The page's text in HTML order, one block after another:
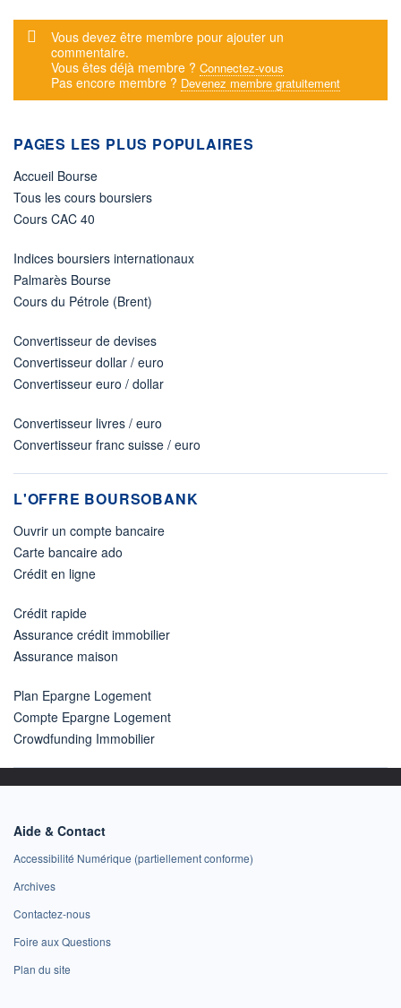
Message d'alerte
Vous devez être membre pour ajouter un
commentaire.
Vous êtes déjà membre ? Connectez-vous
Pas encore membre ? Devenez membre gratuitement
PAGES LES PLUS POPULAIRES
Accueil Bourse
Tous les cours boursiers
Cours CAC 40
Indices boursiers internationaux
Palmarès Bourse
Cours du Pétrole (Brent)
Convertisseur de devises
Convertisseur dollar / euro
Convertisseur euro / dollar
Convertisseur livres / euro
Convertisseur franc suisse / euro
L'OFFRE BOURSOBANK
Ouvrir un compte bancaire
Carte bancaire ado
Crédit en ligne
Crédit rapide
Assurance crédit immobilier
Assurance maison
Plan Epargne Logement
Compte Epargne Logement
Crowdfunding Immobilier
Aide & Contact
Accessibilité Numérique (partiellement conforme)
Archives
Contactez-nous
Foire aux Questions
Plan du site